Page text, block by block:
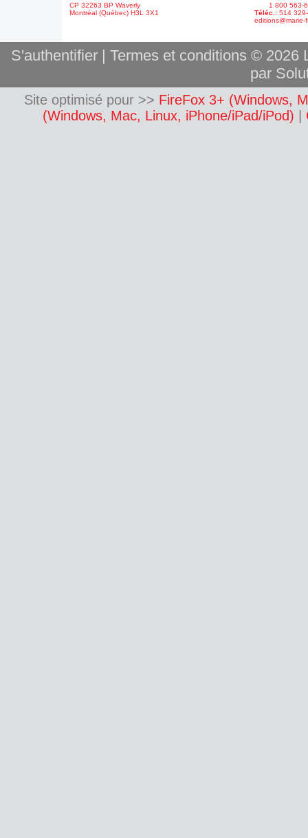
CP 32263 BP Waverly
Montréal (Québec) H3L 3X1
1 800 563-
Téléc.: 514
editions@marie-
S'authentifier| Termes et conditions © 2026
par
Site optimisé pour >> FireFox 3+ (Windows,
(Windows, Mac, Linux, iPhone/iPad/iPod)